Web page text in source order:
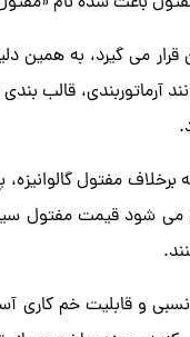
می گیرد، به همین
آرماتوربندی، قالب
مفتول
می شود قیمت مفتول
و قابلیت خم کاری